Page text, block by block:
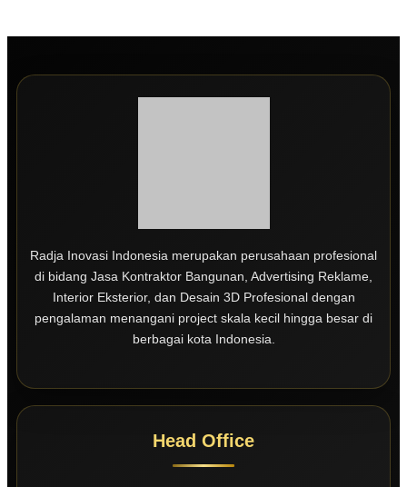
Radja Inovasi Indonesia merupakan perusahaan profesional
di bidang Jasa Kontraktor Bangunan, Advertising Reklame,
Interior Eksterior, dan Desain 3D Profesional dengan
pengalaman menangani project skala kecil hingga besar di
berbagai kota Indonesia.
Head Office